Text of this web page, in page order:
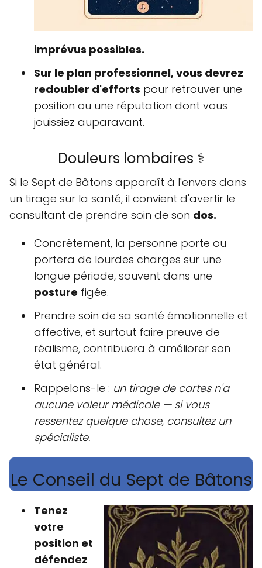
imprévus possibles.
Sur le plan professionnel, vous devrez
redoubler d'efforts pour retrouver une
position ou une réputation dont vous
jouissiez auparavant.
Douleurs lombaires ⚕️
Si le Sept de Bâtons apparaît à l'envers dans
un tirage sur la santé, il convient d'avertir le
consultant de prendre soin de son dos.
Concrètement, la personne porte ou
portera de lourdes charges sur une
longue période, souvent dans une
posture figée.
Prendre soin de sa santé émotionnelle et
affective, et surtout faire preuve de
réalisme, contribuera à améliorer son
état général.
Rappelons-le : un tirage de cartes n'a
aucune valeur médicale — si vous
ressentez quelque chose, consultez un
spécialiste.
Le Conseil du Sept de Bâtons
Tenez
votre
position et
défendez